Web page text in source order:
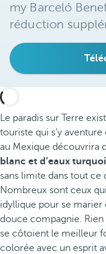
my Barceló
réduction
Le paradis sur Terre
touriste qui s’y
au Mexique découvrira
blanc et d’eaux
sans limite dans tout ce
Nombreux sont ceux
idyllique pour se marier
douce compagnie. Rien
se côtoient le meilleur
colorée avec un esprit